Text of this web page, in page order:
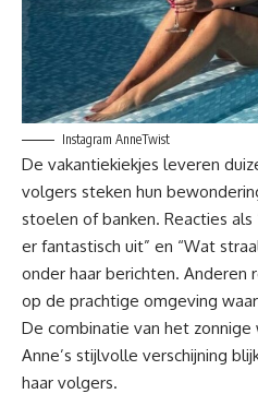
Instagram AnneTwist
De vakantiekiekjes leveren
volgers steken hun
stoelen of banken. Reacties als
er fantastisch uit” en “Wat
onder haar berichten. Anderen
op de prachtige omgeving
De combinatie van het
Anne’s stijlvolle verschijning
haar volgers.